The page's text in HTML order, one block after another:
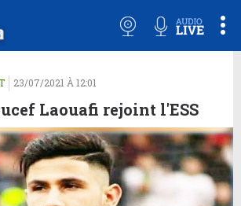
23/07/2021 À 12:01
Laouafi rejoint l'ESS